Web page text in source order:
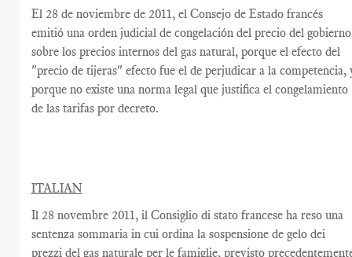
El 28 de noviembre de 2011, el Consejo de Estado francés
emitió una orden judicial de congelación del precio del gobierno
sobre los precios internos del gas natural, porque el efecto del
"precio de tijeras" efecto fue el de perjudicar a la competencia,
porque no existe una norma legal que justifica el congelamiento
de las tarifas por decreto.
ITALIAN
Il 28 novembre 2011, il Consiglio di stato francese ha reso una
sentenza sommaria in cui ordina la sospensione de gelo dei
prezzi del gas naturale per le famiglie, previsto